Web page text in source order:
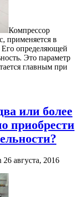
Компрессор
применяется в
определяющей
Это параметр
главным при
или более
приобрести
26 августа, 2016